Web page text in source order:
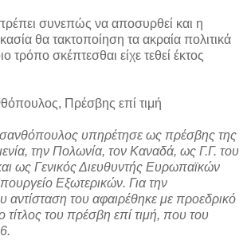
συνεπώς να αποσυρθεί και η
θα τακτοποίηση τα ακραία πολιτικά
τρόπο σκέπτεσθαι είχε τεθεί έκτος
Πρέσβης επί τιμή
υπηρέτησε ως πρέσβης της
την Πολωνία, τον Καναδά, ως Γ.Γ. του
ως Γενικός Διευθυντής Ευρωπαϊκών
Εξωτερικών. Για την
αντίσταση του αφαιρέθηκε με προεδρικό
τίτλος του πρέσβη επί τιμή, που του